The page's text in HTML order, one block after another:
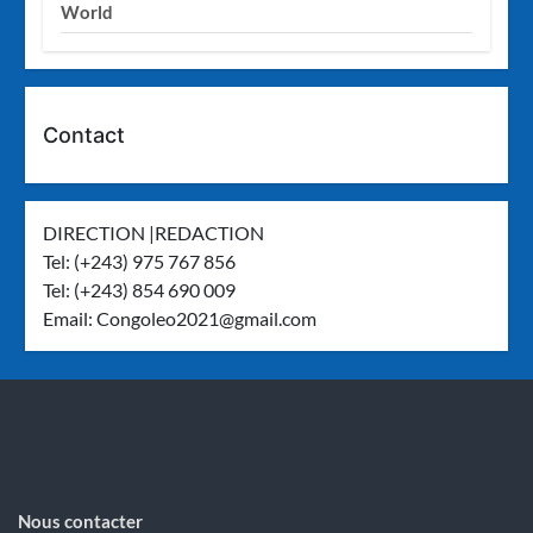
World
Contact
DIRECTION |REDACTION
Tel: (+243) 975 767 856
Tel: (+243) 854 690 009
Email:Congoleo2021@gmail.com
Nous contacter